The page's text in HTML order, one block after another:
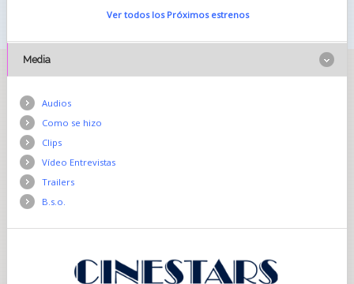
Ver todos los Próximos estrenos
Media
Audios
Como se hizo
Clips
Vídeo Entrevistas
Trailers
B.s.o.